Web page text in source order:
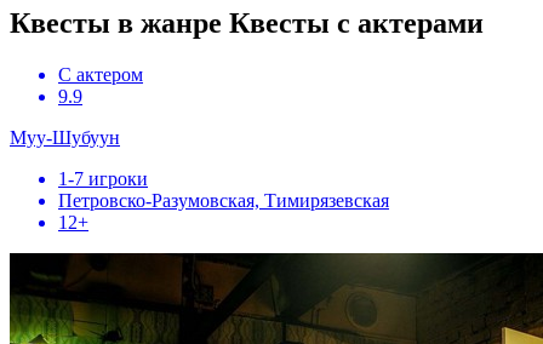
Квесты в жанре Квесты с актерами
С актером
9.9
Муу-Шубуун
1-7 игроки
Петровско-Разумовская, Тимирязевская
12+